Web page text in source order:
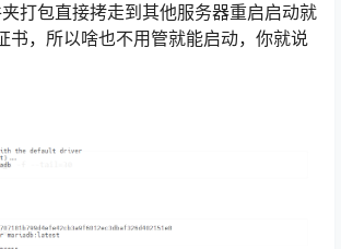
打包直接拷走到其他服务器重启启动就
书，所以啥也不用管就能启动，你就说